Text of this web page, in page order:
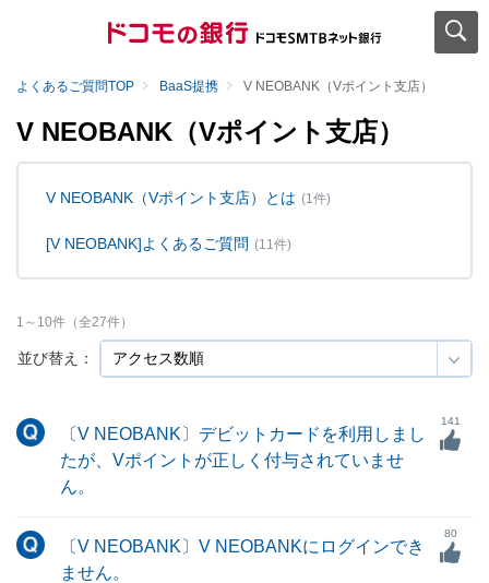
よくあるご質問TOP BaaS提携 V NEOBANK（Vポイント支店）
V NEOBANK（Vポイント支店）
V NEOBANK（Vポイント支店）とは (1件)
[V NEOBANK]よくあるご質問 (11件)
並び替え：
1 ～ 10件（全27件）
〔V NEOBANK〕デビットカードを利用しまし
たが、Vポイントが正しく付与されていませ
ん。
141
〔V NEOBANK〕V NEOBANKにログインでき
ません。
80